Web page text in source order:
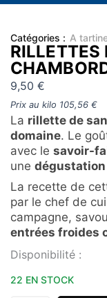
Catégories : A
RILLETTES
9,50 €
Prix au kilo 105,56 €
La rillette de
domaine. Le
avec le savoir-
une
La recette de
par le chef de
campagne,
entrées froides
Disponibilité :
22 EN STOCK
quantité
RILLETTES